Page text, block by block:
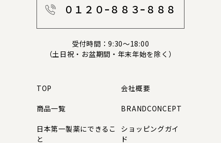
TOP
商品一覧
日本第一製薬にできるこ
と
会社概要
BRANDCONCEPT
ショッピングガイ
ド
０１２０ｰ８８３ｰ８８８
受付時間：9:30～18:00
（土日祝・お盆期間・年末年始を除く）